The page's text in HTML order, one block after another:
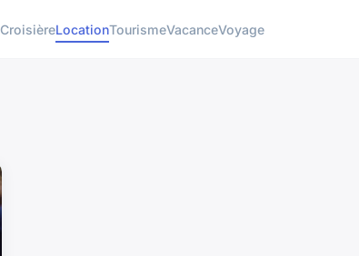
CroisièreLocationTourismeVacanceVoyage